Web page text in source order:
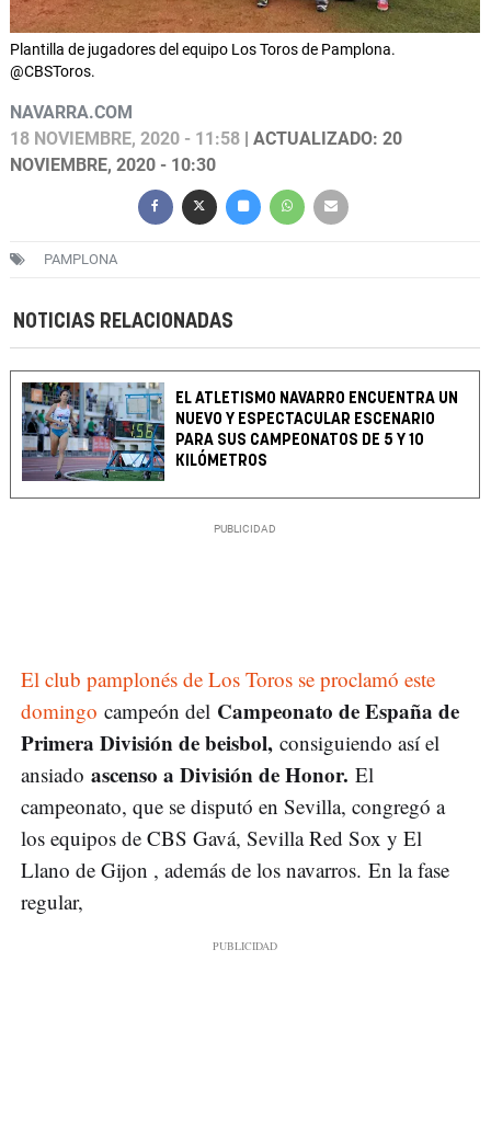
Plantilla de jugadores del equipo Los Toros de Pamplona.
@CBSToros.
NAVARRA.COM
18 NOVIEMBRE, 2020 - 11:58 | ACTUALIZADO: 20
NOVIEMBRE, 2020 - 10:30
PAMPLONA
NOTICIAS RELACIONADAS
EL ATLETISMO NAVARRO ENCUENTRA UN
NUEVO Y ESPECTACULAR ESCENARIO
PARA SUS CAMPEONATOS DE 5 Y 10
KILÓMETROS
El club pamplonés de Los Toros se proclamó este
domingo campeón del Campeonato de España de
Primera División de beisbol, consiguiendo así el
ansiado ascenso a División de Honor. El
campeonato, que se disputó en Sevilla, congregó a
los equipos de CBS Gavá, Sevilla Red Sox y El
Llano de Gijon , además de los navarros. En la fase
regular,